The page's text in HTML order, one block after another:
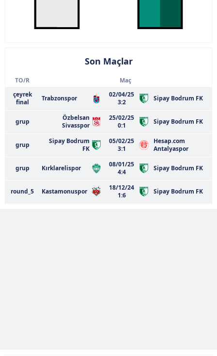
Son Maçlar
TO/R
Maç
çeyrek
final
Trabzonspor
02/04/25
3:2
Sipay Bodrum FK
grup
Özbelsan
Sivasspor
25/02/25
0:1
Sipay Bodrum FK
grup
Sipay Bodrum
FK
05/02/25
3:1
Hesap.com
Antalyaspor
grup Kırklarelispor
08/01/25
4:4
Sipay Bodrum FK
round_5 Kastamonuspor
18/12/24
1:6
Sipay Bodrum FK